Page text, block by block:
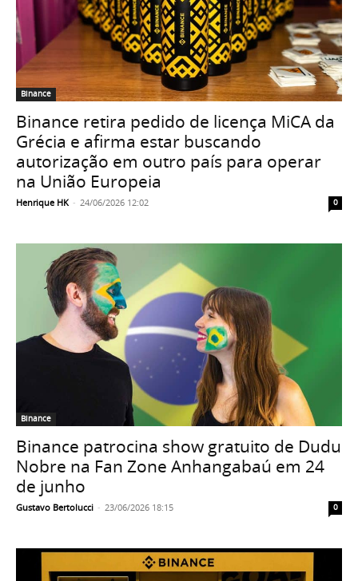
Binance
Binance retira pedido de licença MiCA da
Grécia e afirma estar buscando
autorização em outro país para operar
na União Europeia
Henrique HK - 24/06/2026 12:02 0
Binance
Binance patrocina show gratuito de Dudu
Nobre na Fan Zone Anhangabaú em 24
de junho
Gustavo Bertolucci - 23/06/2026 18:15 0